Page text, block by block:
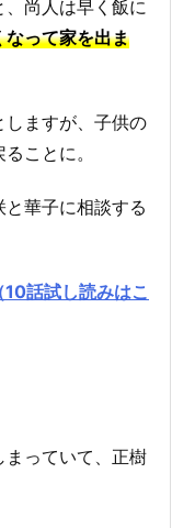
尚人は早く飯に
なって家を出ま
ますが、子供の
ことに。
華子に相談する
話試し読みはこ
っていて、正樹